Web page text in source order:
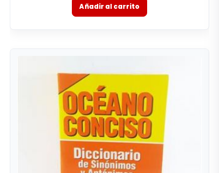
Añadir al carrito